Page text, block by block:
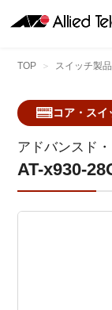
TOP スイッチ製
アドバンスド
AT-x930-
コア・スイ